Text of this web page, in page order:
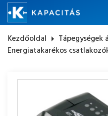
Kezdőoldal arrow_right Tápegységek
Energiatakarékos